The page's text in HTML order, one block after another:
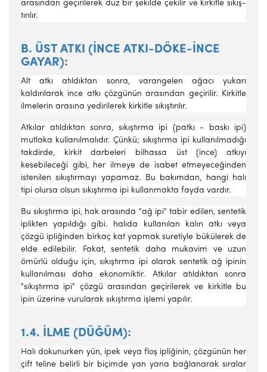
arasından geçirilerek düz bir şekilde çekilir ve kirkitle sıkış­
tırılır.
B. ÜST ATKI (İNCE ATKI-DÖKE-İNCE
GAYAR):
Alt atkı atıl­dıktan sonra, varangelen ağacı yukarı
kaldırılarak ince atkı çözgünün arasından geçirilir. Kirkitle
ilmelerin arasına yedirilerek kirkitle sıkıştı­rılır.
Atkılar atıldıktan sonra, sıkıştırma ipi (patkı - baskı ipi)
mutlaka kullanılmalıdır. Çünkü; sıkıştırma ipi kullanılmadığı
takdirde, kirkit darbeleri bilhassa üst (ince) atkıyı
kesebileceği gibi, her ilmeye de isabet etmeyeceğinden
istenilen sıkıştırmayı yapamaz. Bu bakımdan, hangi halı
tipi olursa olsun sıkıştırma ipi kullanmakta fayda vardır.
Bu sıkıştırma ipi, hak arasında "ağ ipi" tabir edilen, sentetik
ip­likten yapıldığı gibi. halıda kullanılan kalın atkı veya
çözgü ipliğinden birkaç kat yapmak suretiyle bükülerek de
elde edilebilir. Fakat, sente­tik daha mukavim ve uzun
ömürlü olduğu için, sıkıştırma ipi olarak sentetik ağ ipinin
kullanılması daha ekonomiktir. Atkılar atıldıktan sonra
"sıkıştırma ipi" çözgü arasından geçirilerek ve kirkitle bu
ipin üzeri­ne vurularak sıkıştırma işlemi yapılır.
1.4. İLME (DÜĞÜM):
Halı dokunurken yün, ipek veya floş ipliği­nin, çözgünün her
çift teline belirli bir biçimde yan yana bağlanarak sıralar